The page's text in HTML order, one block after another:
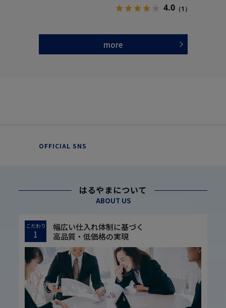
4.0 （1）
more
OFFICIAL SNS
はるやまについて
ABOUT US
こだわり
1
幅広い仕入れ体制に基づく
高品質・低価格の実現